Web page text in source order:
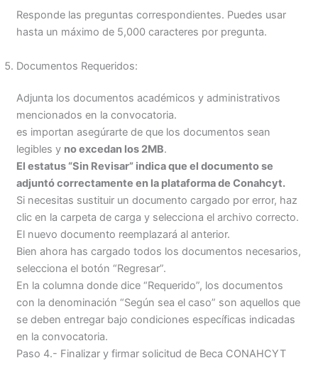
Responde las preguntas correspondientes. Puedes usar
hasta un máximo de 5,000 caracteres por pregunta.
Documentos Requeridos:
Adjunta los documentos académicos y administrativos
mencionados en la convocatoria.
es importan asegúrarte de que los documentos sean
legibles y no excedan los 2MB.
El estatus “Sin Revisar” indica que el documento se
adjuntó correctamente en la plataforma de Conahcyt.
Si necesitas sustituir un documento cargado por error, haz
clic en la carpeta de carga y selecciona el archivo correcto.
El nuevo documento reemplazará al anterior.
Bien ahora has cargado todos los documentos necesarios,
selecciona el botón “Regresar”.
En la columna donde dice “Requerido”, los documentos
con la denominación “Según sea el caso” son aquellos que
se deben entregar bajo condiciones específicas indicadas
en la convocatoria.
Paso 4.- Finalizar y firmar solicitud de Beca CONAHCYT